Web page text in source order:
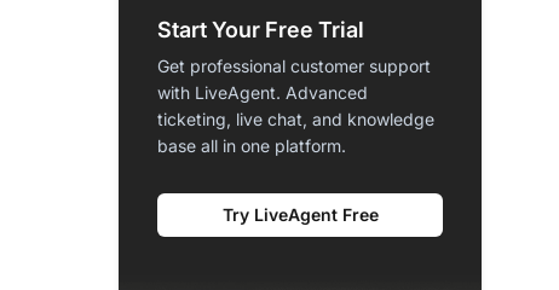
Start Your Free Trial
Get professional customer support
with LiveAgent. Advanced
ticketing, live chat, and knowledge
base all in one platform.
Try LiveAgent Free